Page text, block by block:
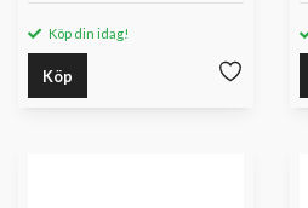
Köp din idag!
Köp